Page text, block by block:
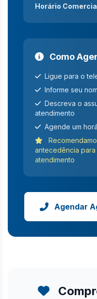
Horário
Como
Ligue para o
Informe seu
Descreva o
atendimento
Agende um
antecedência
atendimento
Agendar